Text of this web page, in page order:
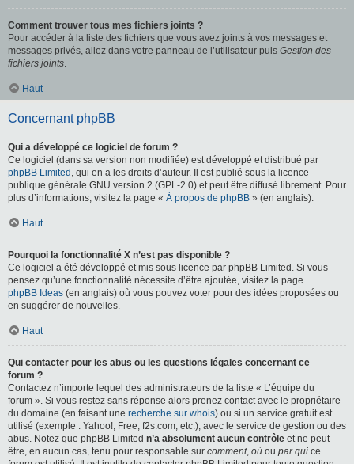
Comment trouver tous mes fichiers joints ?
Pour accéder à la liste des fichiers que vous avez joints à vos messages et
messages privés, allez dans votre panneau de l’utilisateur puis Gestion des
fichiers joints.
Haut
Concernant phpBB
Qui a développé ce logiciel de forum ?
Ce logiciel (dans sa version non modifiée) est développé et distribué par
phpBB Limited , qui en a les droits d’auteur. Il est publié sous la licence
publique générale GNU version 2 (GPL-2.0) et peut être diffusé librement. Pour
plus d’informations, visitez la page « À propos de phpBB » (en anglais).
Haut
Pourquoi la fonctionnalité X n’est pas disponible ?
Ce logiciel a été développé et mis sous licence par phpBB Limited. Si vous
pensez qu’une fonctionnalité nécessite d’être ajoutée, visitez la page
phpBB Ideas (en anglais) où vous pouvez voter pour des idées proposées ou
en suggérer de nouvelles.
Haut
Qui contacter pour les abus ou les questions légales concernant ce
forum ?
Contactez n’importe lequel des administrateurs de la liste « L’équipe du
forum ». Si vous restez sans réponse alors prenez contact avec le propriétaire
du domaine (en faisant une recherche sur whois) ou si un service gratuit est
utilisé (exemple : Yahoo!, Free, f2s.com, etc.), avec le service de gestion ou des
abus. Notez que phpBB Limited n’a absolument aucun contrôle et ne peut
être, en aucun cas, tenu pour responsable sur comment, où ou par qui ce